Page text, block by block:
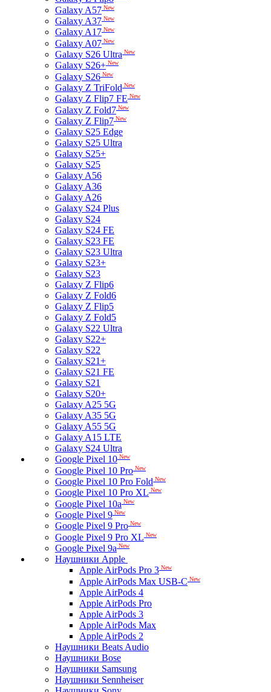
Galaxy A57 New
Galaxy A37 New
Galaxy A17 New
Galaxy A07 New
Galaxy S26 Ultra New
Galaxy S26+ New
Galaxy S26 New
Galaxy Z TriFold New
Galaxy Z Flip7 FE New
Galaxy Z Fold7 New
Galaxy Z Flip7 New
Galaxy S25 Edge
Galaxy S25 Ultra
Galaxy S25+
Galaxy S25
Galaxy A56
Galaxy A36
Galaxy A26
Galaxy S24 Plus
Galaxy S24
Galaxy S24 FE
Galaxy S23 FE
Galaxy S23 Ultra
Galaxy S23+
Galaxy S23
Galaxy Z Flip6
Galaxy Z Fold6
Galaxy Z Flip5
Galaxy Z Fold5
Galaxy S22 Ultra
Galaxy S22+
Galaxy S22
Galaxy S21+
Galaxy S21 FE
Galaxy S21
Galaxy S20+
Galaxy A25 5G
Galaxy A35 5G
Galaxy A55 5G
Galaxy A15 LTE
Galaxy S24 Ultra
Google Pixel 10 New
Google Pixel 10 Pro New
Google Pixel 10 Pro Fold New
Google Pixel 10 Pro XL New
Google Pixel 10a New
Google Pixel 9 New
Google Pixel 9 Pro New
Google Pixel 9 Pro XL New
Google Pixel 9a New
Наушники Apple
Apple AirPods Pro 3 New
Apple AirPods Max USB-C New
Apple AirPods 4
Apple AirPods Pro
Apple AirPods 3
Apple AirPods Max
Apple AirPods 2
Наушники Beats Audio
Наушники Bose
Наушники Samsung
Наушники Sennheiser